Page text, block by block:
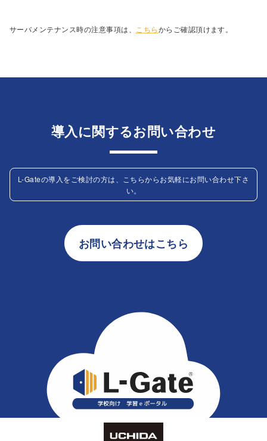
サーバメンテナンス時の注意事項は、 こちらからご確認頂けます。
導入に関するお問い合わせ
L-Gateの導入をご検討の方は、こちらからお気軽にお問い合わせ下さ
い。
お問い合わせはこちら